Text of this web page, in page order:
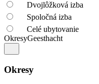
Dvojlôžková izba
Spoločná izba
Celé ubytovanie
OkresyGeesthacht
Okresy